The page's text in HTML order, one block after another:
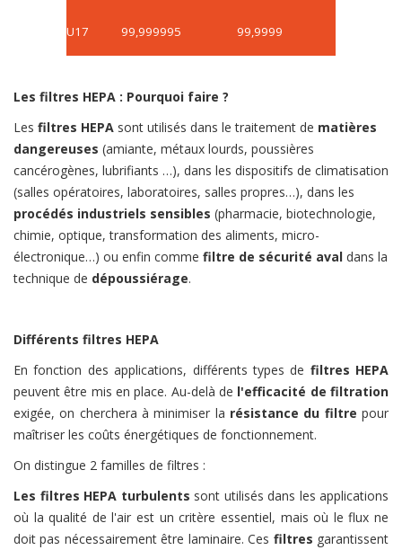
U17 99,999995 99,9999
Les filtres HEPA : Pourquoi faire ?
Les filtres HEPA sont utilisés dans le traitement de matières
dangereuses (amiante, métaux lourds, poussières
cancérogènes, lubrifiants …), dans les dispositifs de climatisation
(salles opératoires, laboratoires, salles propres…), dans les
procédés industriels sensibles (pharmacie, biotechnologie,
chimie, optique, transformation des aliments, micro-
électronique…) ou enfin comme filtre de sécurité aval dans la
technique de dépoussiérage.
Différents filtres HEPA
En fonction des applications, différents types de filtres HEPA
peuvent être mis en place. Au-delà de l'efficacité de filtration
exigée, on cherchera à minimiser la résistance du filtre pour
maîtriser les coûts énergétiques de fonctionnement.
On distingue 2 familles de filtres :
Les filtres HEPA turbulents sont utilisés dans les applications
où la qualité de l'air est un critère essentiel, mais où le flux ne
doit pas nécessairement être laminaire. Ces filtres garantissent